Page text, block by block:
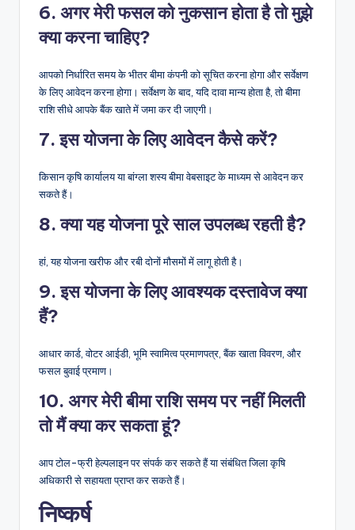
6. अगर मेरी फसल को नुकसान होता है तो मुझे
क्या करना चाहिए?
आपको निर्धारित समय के भीतर बीमा कंपनी को सूचित करना होगा और सर्वेक्षण
के लिए आवेदन करना होगा। सर्वेक्षण के बाद, यदि दावा मान्य होता है, तो बीमा
राशि सीधे आपके बैंक खाते में जमा कर दी जाएगी।
7. इस योजना के लिए आवेदन कैसे करें?
किसान कृषि कार्यालय या बांग्ला शस्य बीमा वेबसाइट के माध्यम से आवेदन कर
सकते हैं।
8. क्या यह योजना पूरे साल उपलब्ध रहती है?
हां, यह योजना खरीफ और रबी दोनों मौसमों में लागू होती है।
9. इस योजना के लिए आवश्यक दस्तावेज क्या
हैं?
आधार कार्ड, वोटर आईडी, भूमि स्वामित्व प्रमाणपत्र, बैंक खाता विवरण, और
फसल बुवाई प्रमाण।
10. अगर मेरी बीमा राशि समय पर नहीं मिलती
तो मैं क्या कर सकता हूं?
आप टोल-फ्री हेल्पलाइन पर संपर्क कर सकते हैं या संबंधित जिला कृषि
अधिकारी से सहायता प्राप्त कर सकते हैं।
निष्कर्ष